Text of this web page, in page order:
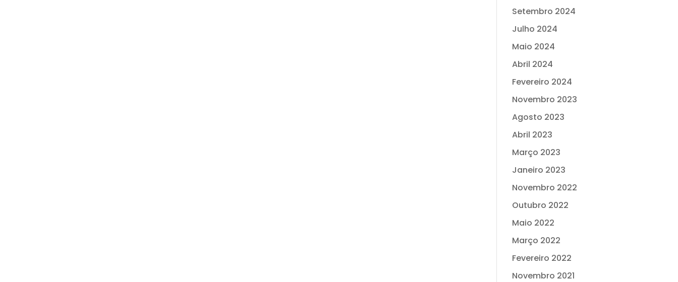
Setembro 2024
Julho 2024
Maio 2024
Abril 2024
Fevereiro 2024
Novembro 2023
Agosto 2023
Abril 2023
Março 2023
Janeiro 2023
Novembro 2022
Outubro 2022
Maio 2022
Março 2022
Fevereiro 2022
Novembro 2021